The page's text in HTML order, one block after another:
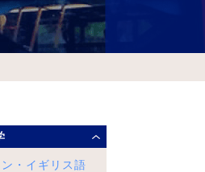
・イギリス語